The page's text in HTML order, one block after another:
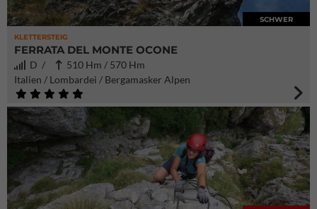
KLETTERSTEIG
SCHWER
FERRATA DEL MONTE OCONE
D /
510 Hm / 570 Hm
Italien / Lombardei / Bergamasker Alpen